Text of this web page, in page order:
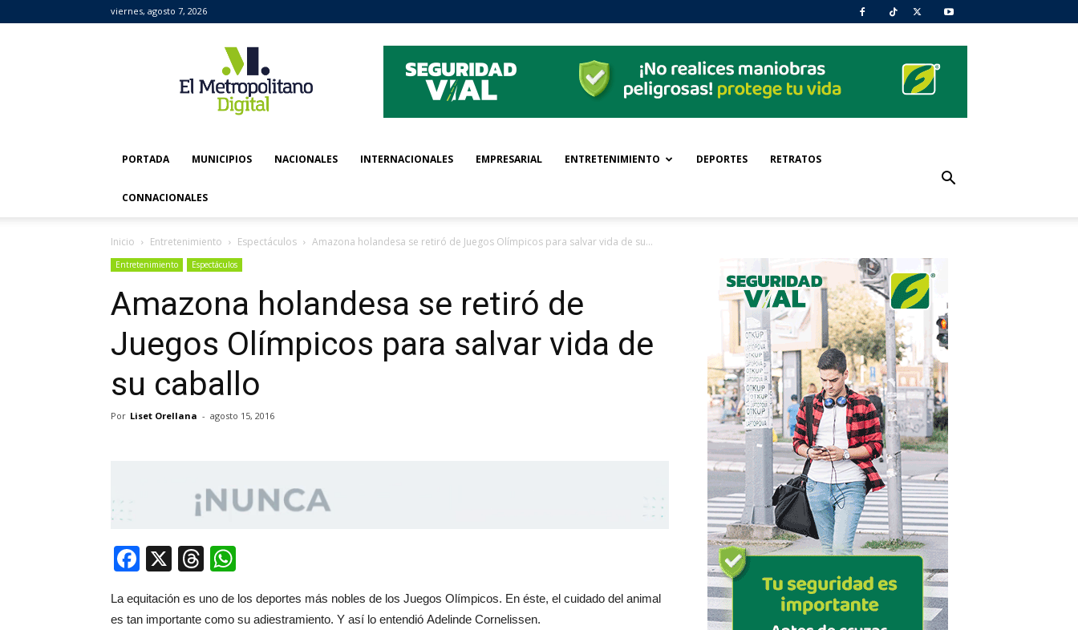
viernes, agosto 7, 2026
Metropolitano
Digital
PORTADA MUNICIPIOS NACIONALES INTERNACIONALES EMPRESARIAL ENTRETENIMIENTO DEPORTES RETRATOS
CONNACIONALES
Inicio Entretenimiento Espectáculos Amazona holandesa se retiró de Juegos Olímpicos para salvar vida de su...
Entretenimiento Espectáculos
Amazona holandesa se retiró de
Juegos Olímpicos para salvar vida de
su caballo
Por Liset Orellana - agosto 15, 2016
Facebook
X Threads
La equitación es uno de los deportes más nobles de los Juegos Olímpicos. En éste, el cuidado del animal
es tan importante como su adiestramiento. Y así lo entendió Adelinde Cornelissen.